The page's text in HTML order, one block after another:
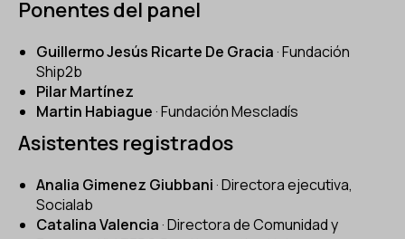
Ponentes del panel
Guillermo Jesús Ricarte De Gracia · Fundación
Ship2b
Pilar Martínez
Martin Habiague · Fundación Mescladís
Asistentes registrados
Analia Gimenez Giubbani · Directora ejecutiva,
Socialab
Catalina Valencia · Directora de Comunidad y